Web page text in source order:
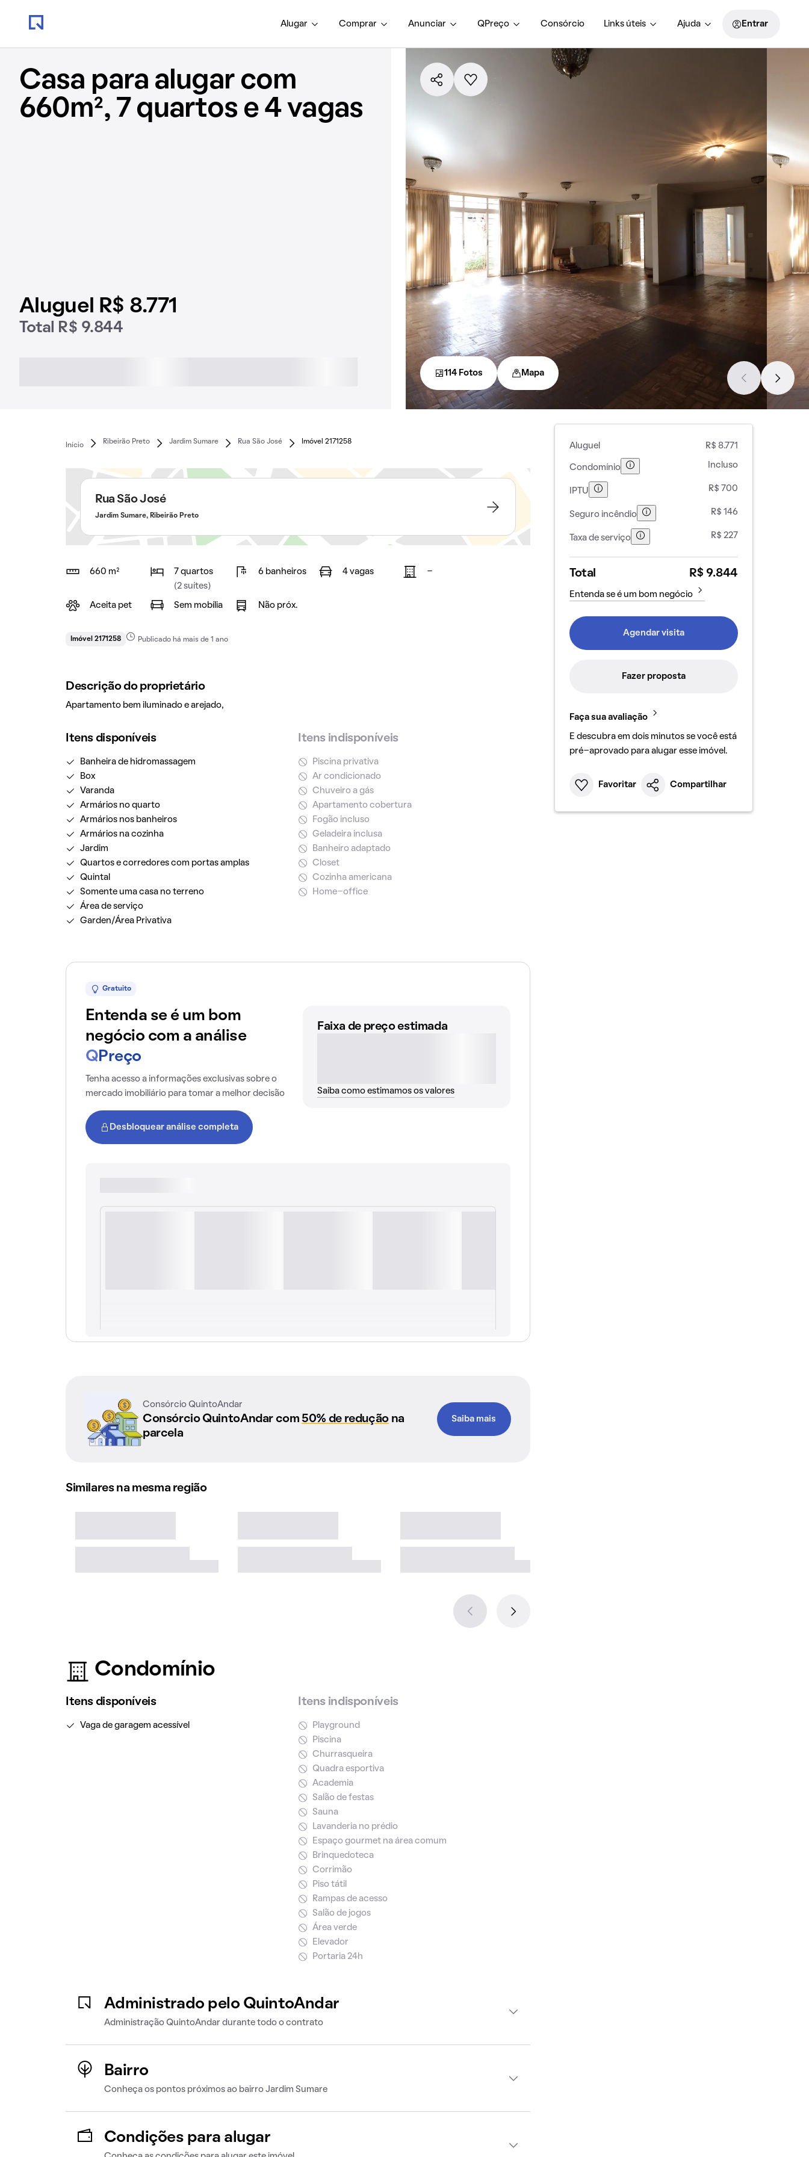
Alugar Comprar Anunciar QPreço Consórcio Links úteis Ajuda Entrar
Casa para alugar com
660m², 7 quartos e 4 vagas
Aluguel R$ 8.771
Total R$ 9.844
114 Fotos Mapa
Início
Ribeirão Preto Jardim Sumare Rua São José Imóvel 2171258
Rua São José
Jardim Sumare, Ribeirão Preto
660 m²
7 quartos
(2 suítes)
6 banheiros 4 vagas -
Aceita pet Sem mobília Não próx.
Imóvel 2171258 Publicado há mais de 1 ano
Descrição do proprietário
Apartamento bem iluminado e arejado,
Itens disponíveis
Banheira de hidromassagem
Box
Varanda
Armários no quarto
Armários nos banheiros
Armários na cozinha
Jardim
Quartos e corredores com portas amplas
Quintal
Somente uma casa no terreno
Área de serviço
Garden/Área Privativa
Itens indisponíveis
Piscina privativa
Ar condicionado
Chuveiro a gás
Apartamento cobertura
Fogão incluso
Geladeira inclusa
Banheiro adaptado
Closet
Cozinha americana
Home-office
Gratuito
Entenda se é um bom
negócio com a análise
Q Preço
Tenha acesso a informações exclusivas sobre o
mercado imobiliário para tomar a melhor decisão
Desbloquear análise completa
Faixa de preço estimada
Saiba como estimamos os valores
Consórcio QuintoAndar
Consórcio QuintoAndar com 50% de reduçãona
parcela
Saiba mais
Similares na mesma região
Condomínio
Itens disponíveis
Vaga de garagem acessível
Itens indisponíveis
Playground
Piscina
Churrasqueira
Quadra esportiva
Academia
Salão de festas
Sauna
Lavanderia no prédio
Espaço gourmet na área comum
Brinquedoteca
Corrimão
Piso tátil
Rampas de acesso
Salão de jogos
Área verde
Elevador
Portaria 24h
Administrado pelo QuintoAndar
Administração QuintoAndar durante todo o contrato
Bairro
Conheça os pontos próximos ao bairro Jardim Sumare
Condições para alugar
Aluguel R$ 8.771
Condomínio Incluso
IPTU R$ 700
Seguro incêndio R$ 146
Taxa de serviço R$ 227
Total R$ 9.844
Entenda se é um bom negócio
Agendar visita
Fazer proposta
Faça sua avaliação
E descubra em dois minutos se você está
pré-aprovado para alugar esse imóvel.
Favoritar Compartilhar